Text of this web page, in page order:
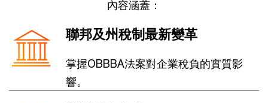
內容涵蓋：
聯邦及州稅制最新變革
掌握OBBBA法案對企業稅負的實質影
響。